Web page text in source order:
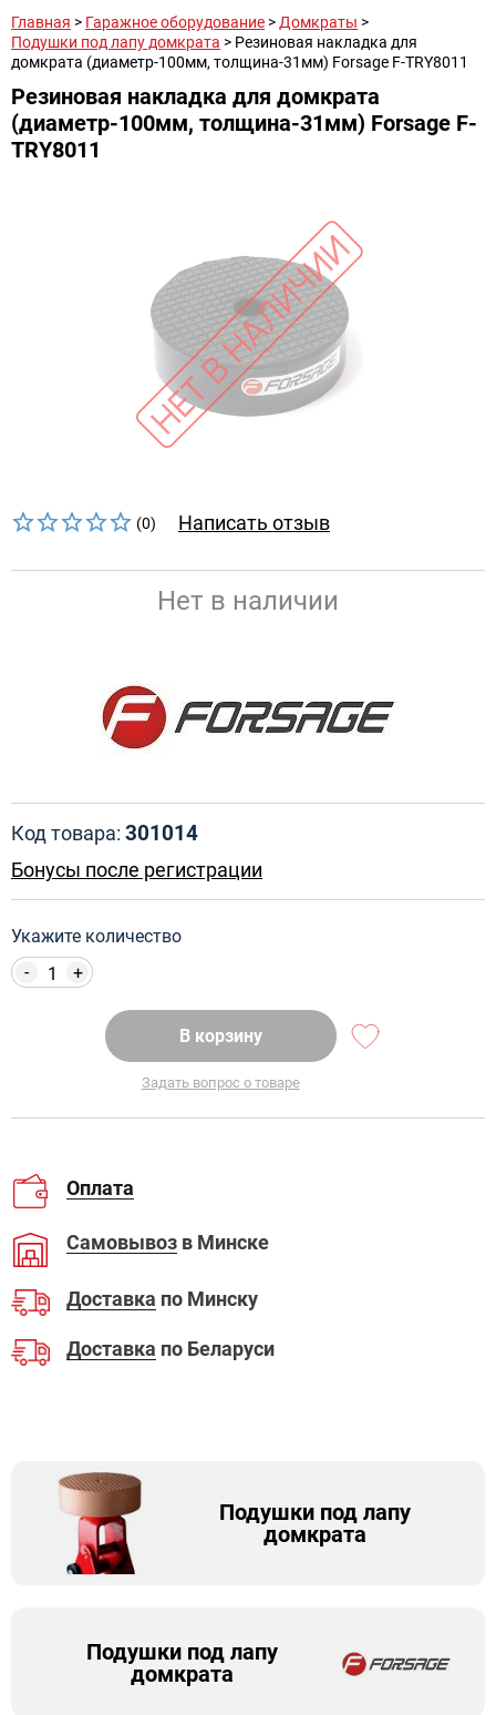
Главная > Гаражное оборудование > Домкраты >
Подушки под лапу домкрата > Резиновая накладка для
домкрата (диаметр-100мм, толщина-31мм) Forsage F-TRY8011
Резиновая накладка для домкрата
(диаметр-100мм, толщина-31мм) Forsage F-
TRY8011
(0) Написать отзыв
Нет в наличии
Код товара: 301014
Бонусы после регистрации
Укажите количество
+
-
В корзину
Задать вопрос о товаре
Оплата
Самовывоз в Минске
Доставка по Минску
Доставка по Беларуси
Подушки под лапу
домкрата
Подушки под лапу
домкрата